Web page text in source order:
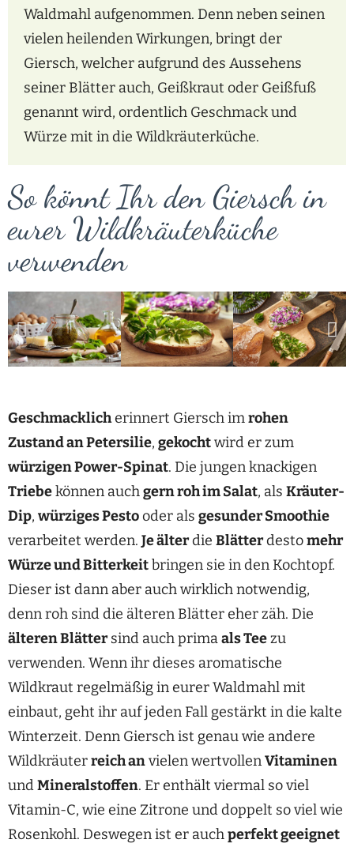
Waldmahl aufgenommen. Denn neben seinen
vielen heilenden Wirkungen, bringt der
Giersch, welcher aufgrund des Aussehens
seiner Blätter auch, Geißkraut oder Geißfuß
genannt wird, ordentlich Geschmack und
Würze mit in die Wildkräuterküche.
So könnt Ihr den Giersch in
eurer Wildkräuterküche
verwenden
Geschmacklicherinnert Giersch imrohen
Zustand an Petersilie, gekochtwird er zum
würzigen Power-Spinat. Die jungen knackigen
Triebekönnen auchgern roh im Salat, als Kräuter-
Dip, würziges Pestooder als gesunder Smoothie
verarbeitet werden. Je älterdie Blätterdestomehr
Würze und Bitterkeitbringen sie in den Kochtopf.
Dieser ist dann aber auch wirklich notwendig,
denn roh sind die älteren Blätter eher zäh. Die
älteren Blättersind auch primaals Teezu
verwenden. Wenn ihr dieses aromatische
Wildkraut regelmäßig in eurer Waldmahl mit
einbaut, geht ihr auf jeden Fall gestärkt in die kalte
Winterzeit. Denn Giersch ist genau wie andere
Wildkräuterreich anvielen wertvollenVitaminen
undMineralstoffen. Er enthält viermal so viel
Vitamin-C, wie eine Zitrone und doppelt so viel wie
Rosenkohl. Deswegen ist er auchperfekt geeignet